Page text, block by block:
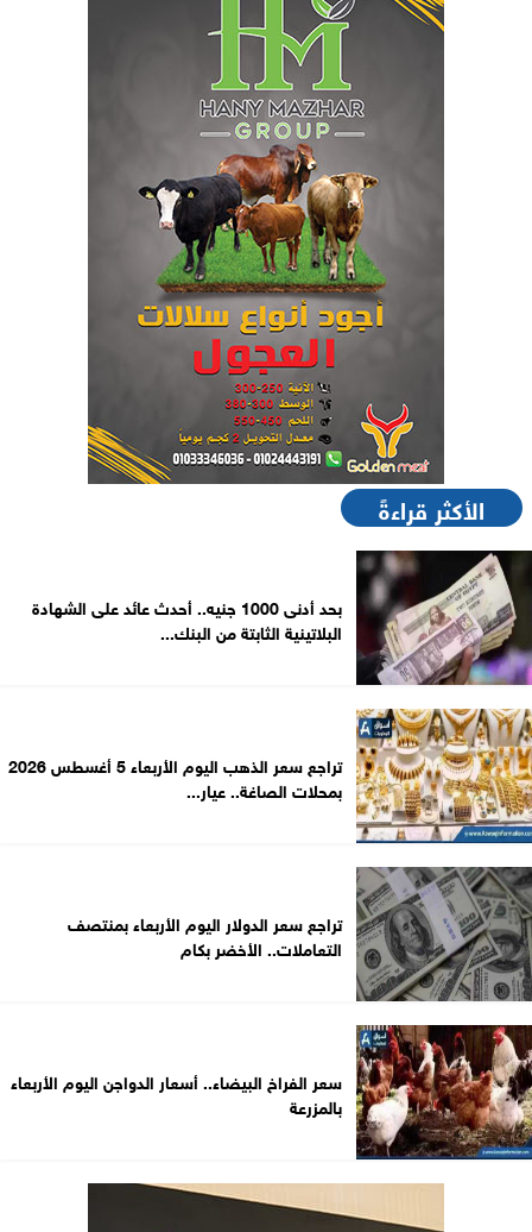
الأكثر قراءةً
بحد أدنى 1000 جنيه.. أحدث عائد على الشهادة
البلاتينية الثابتة من البنك...
تراجع سعر الذهب اليوم الأربعاء 5 أغسطس 2026
بمحلات الصاغة.. عيار...
تراجع سعر الدولار اليوم الأربعاء بمنتصف
التعاملات.. الأخضر بكام
سعر الفراخ البيضاء.. أسعار الدواجن اليوم الأربعاء
بالمزرعة